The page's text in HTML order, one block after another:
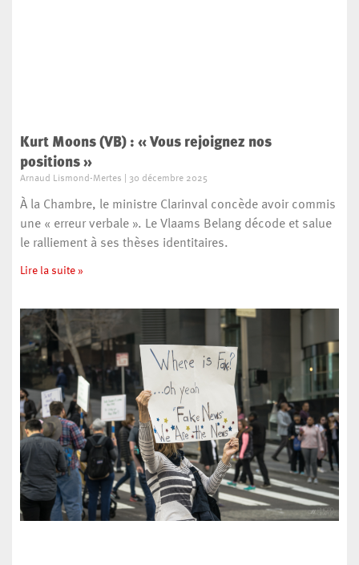
Kurt Moons (VB) : « Vous rejoignez nos
positions »
Arnaud Lismond-Mertes 30 décembre 2025
À la Chambre, le ministre Clarinval concède avoir commis
une « erreur verbale ». Le Vlaams Belang décode et salue
le ralliement à ses thèses identitaires.
Lire la suite »